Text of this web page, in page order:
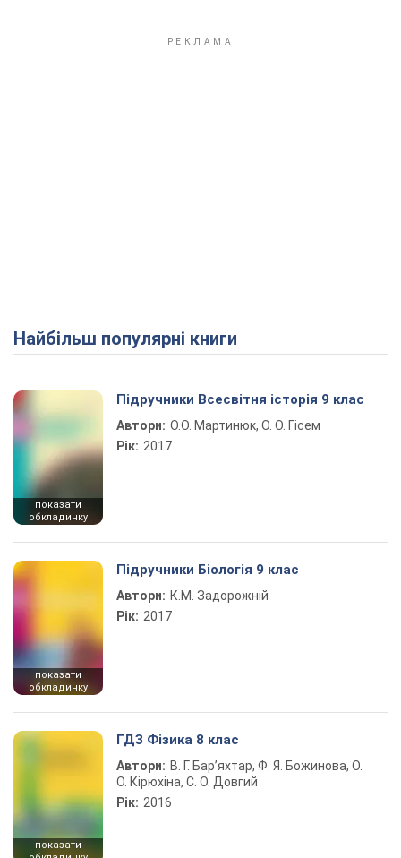
Найбільш популярні книги
показати
обкладинку
Підручники Всесвітня історія 9 клас
Автори: О.О. Мартинюк, О. О. Гісем
Рік: 2017
показати
обкладинку
Підручники Біологія 9 клас
Автори: К.М. Задорожній
Рік: 2017
показати
ГДЗ Фізика 8 клас
Автори: В. Г. Бар’яхтар, Ф. Я. Божинова, О.
О. Кірюхіна, С. О. Довгий
Рік: 2016